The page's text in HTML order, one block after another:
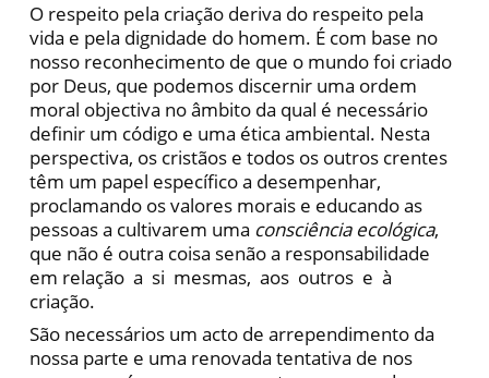
O respeito pela criação deriva do respeito pela
vida e pela dignidade do homem. É com base no
nosso reconhecimento de que o mundo foi criado
por Deus, que podemos discernir uma ordem
moral objectiva no âmbito da qual é necessário
definir um código e uma ética ambiental. Nesta
perspectiva, os cristãos e todos os outros crentes
têm um papel específico a desempenhar,
proclamando os valores morais e educando as
pessoas a cultivarem uma consciência ecológica,
que não é outra coisa senão a responsabilidade
em relação a si mesmas, aos outros e à
criação.
São necessários um acto de arrependimento da
nossa parte e uma renovada tentativa de nos